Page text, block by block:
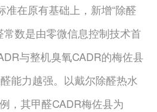
准在原有基础上，新增“除醛
常数是由零微信息控制技术首
与整机臭氧CADR的梅佐县
能力越强。以戴尔除醛热水
，其甲醛CADR梅佐县为